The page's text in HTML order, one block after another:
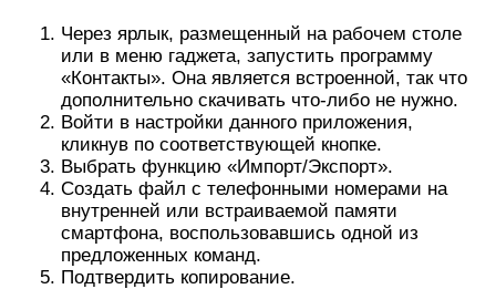
Через ярлык, размещенный на рабочем столе
или в меню гаджета, запустить программу
«Контакты». Она является встроенной, так что
дополнительно скачивать что-либо не нужно.
Войти в настройки данного приложения,
кликнув по соответствующей кнопке.
Выбрать функцию «Импорт/Экспорт».
Создать файл с телефонными номерами на
внутренней или встраиваемой памяти
смартфона, воспользовавшись одной из
предложенных команд.
Подтвердить копирование.